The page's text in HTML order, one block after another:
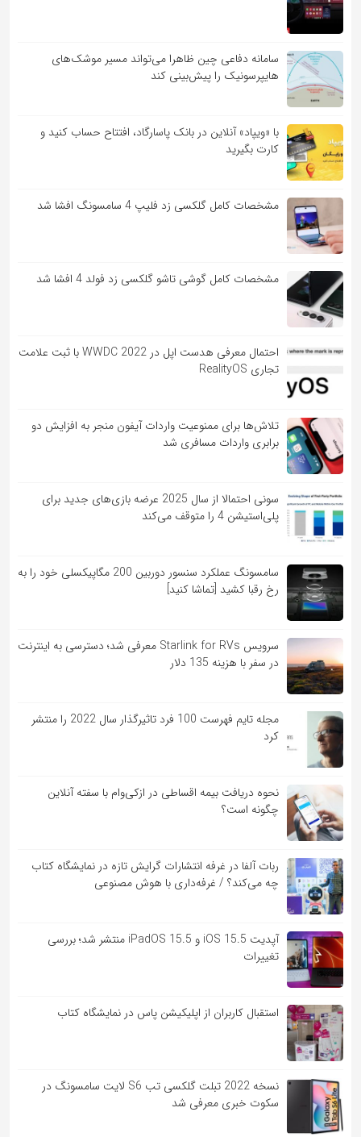
سامانه دفاعی چین ظاهرا می‌تواند مسیر موشک‌های
هایپرسونیک را پیش‌بینی کند
با «ویپاد» آنلاین در بانک پاسارگاد، افتتاح حساب کنید و
کارت بگیرید
مشخصات کامل گلکسی زد فلیپ 4 سامسونگ افشا شد
مشخصات کامل گوشی تاشو گلکسی زد فولد 4 افشا شد
احتمال معرفی هدست اپل در WWDC 2022 با ثبت علامت
تجاری RealityOS
تلاش‌ها برای ممنوعیت واردات آیفون منجر به افزایش دو
برابری واردات مسافری شد
سونی احتمالا از سال 2025 عرضه بازی‌های جدید برای
پلی‌استیشن 4 را متوقف می‌کند
سامسونگ عملکرد سنسور دوربین 200 مگاپیکسلی خود را به
رخ رقبا کشید [تماشا کنید]
سرویس Starlink for RVs معرفی شد؛ دسترسی به اینترنت
در سفر با هزینه 135 دلار
مجله تایم فهرست 100 فرد تاثیرگذار سال 2022 را منتشر
کرد
نحوه دریافت بیمه اقساطی در ازکی‌وام با سفته آنلاین
چگونه است؟
ربات آلفا در غرفه انتشارات گرایش تازه در نمایشگاه کتاب
چه می‌کند؟ / غرفه‌داری با هوش مصنوعی
آپدیت iOS 15.5 و iPadOS 15.5 منتشر شد؛ بررسی
تغییرات
استقبال کاربران از اپلیکیشن پاس در نمایشگاه کتاب
نسخه 2022 تبلت گلکسی تب S6 لایت سامسونگ در
سکوت خبری معرفی شد